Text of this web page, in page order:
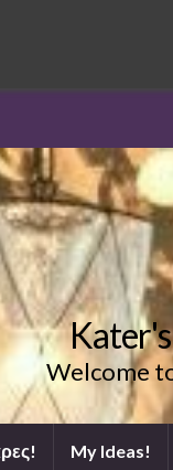
Welcome
My Ideas!